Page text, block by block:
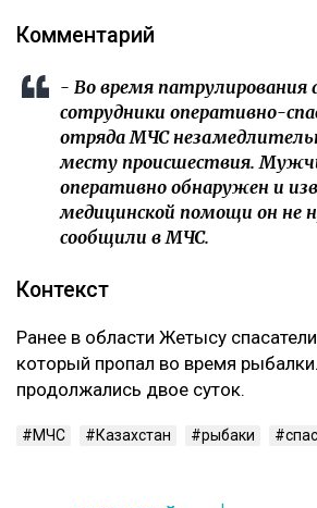
Комментарий
- Во время патрулирования
сотрудники оперативно-
отряда МЧС
месту происшествия.
оперативно обнаружен и
медицинской помощи он не
сообщили в МЧС.
Контекст
Ранее в области Жетысу спасатели
который пропал во время
продолжались двое суток.
МЧС Казахстан рыбаки